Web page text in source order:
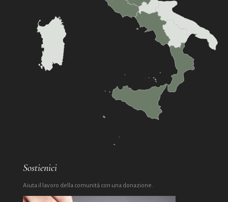
Sostienici
Aiuta il lavoro della comunità con una donazione.